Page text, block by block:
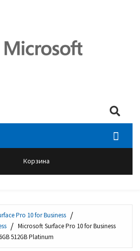
Корзина
Pro 10 for Business
Microsoft Surface Pro 10 for Business
512GB Platinum